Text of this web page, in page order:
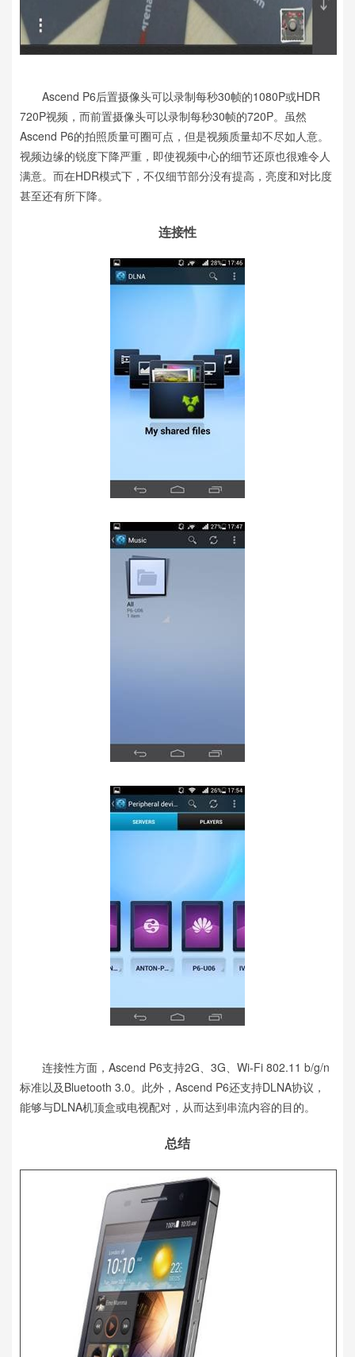
Ascend P6后置摄像头可以录制每秒30帧的1080P或HDR
720P视频，而前置摄像头可以录制每秒30帧的720P。虽然
Ascend P6的拍照质量可圈可点，但是视频质量却不尽如人意。
视频边缘的锐度下降严重，即使视频中心的细节还原也很难令人
满意。而在HDR模式下，不仅细节部分没有提高，亮度和对比度
甚至还有所下降。
连接性
连接性方面，Ascend P6支持2G、3G、Wi-Fi 802.11 b/g/n
标准以及Bluetooth 3.0。此外，Ascend P6还支持DLNA协议，
能够与DLNA机顶盒或电视配对，从而达到串流内容的目的。
总结